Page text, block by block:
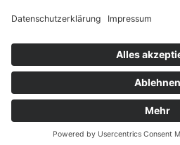
© 2016-2026 Ralph Kurz | Impressum
Kontakt
Als Amazon-Partner verdiene ich an